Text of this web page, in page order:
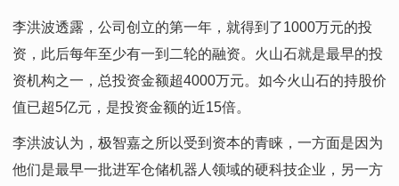
李洪波透露，公司创立的第一年，就得到了1000万元的投
资，此后每年至少有一到二轮的融资。火山石就是最早的投
资机构之一，总投资金额超4000万元。如今火山石的持股价
值已超5亿元，是投资金额的近15倍。
李洪波认为，极智嘉之所以受到资本的青睐，一方面是因为
他们是最早一批进军仓储机器人领域的硬科技企业，另一方